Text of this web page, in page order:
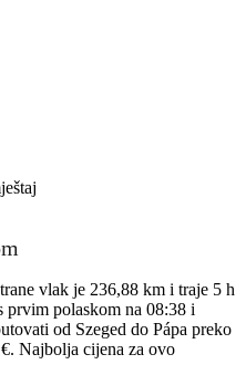
vlak je 236,88 km i traje 5 h
prvim polaskom na 08:38 i
od Szeged do Pápa preko
Najbolja cijena za ovo